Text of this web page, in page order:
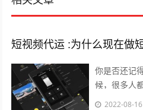
你是否还记
候，很多人
部手机，一
2022-08-16